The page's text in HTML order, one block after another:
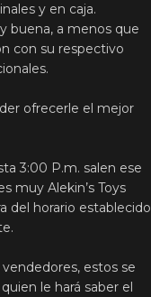
y en caja.
buena, a menos que
con su respectivo
ofrecerle el mejor
3:00 P.m. salen ese
muy Alekin’s Toys
del horario establecido
estos se
le hará saber el